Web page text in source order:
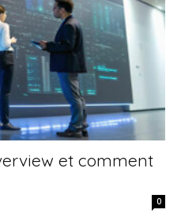
et comment
0